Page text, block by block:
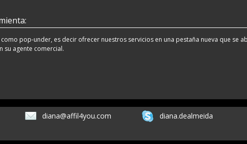
pop-under, es decir ofrecer nuestros servicios en una pestaña nueva que se
su agente comercial.
diana@affil4you.com diana.dealmeida